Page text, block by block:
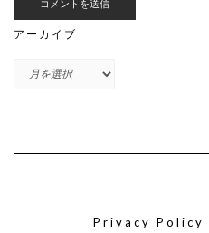
アーカイブ
ブ
Privacy Policy